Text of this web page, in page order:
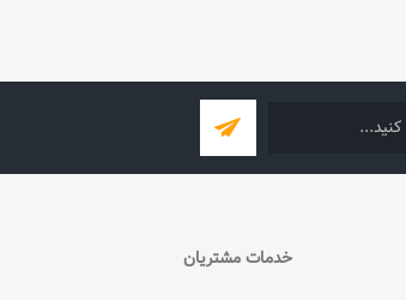
خدمات مشتریان